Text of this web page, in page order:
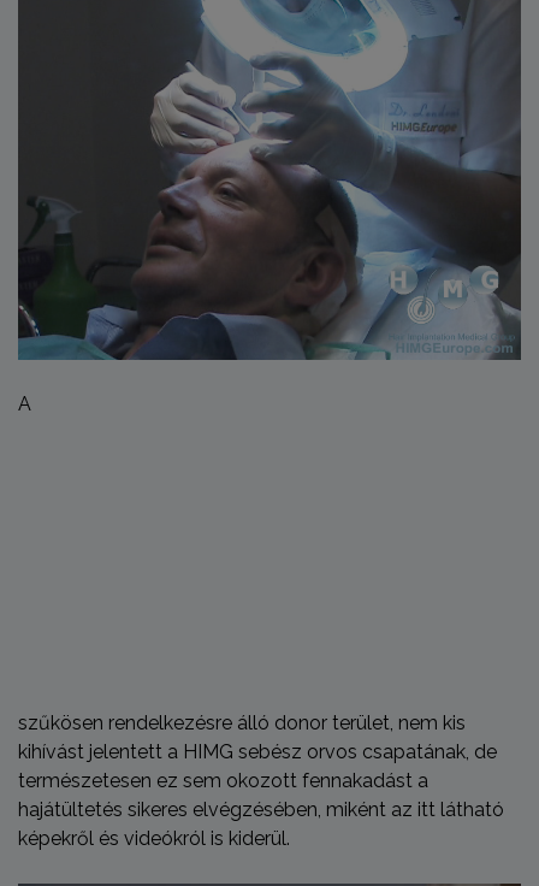
A
szűkösen rendelkezésre álló donor terület, nem kis
kihívást jelentett a HIMG sebész orvos csapatának, de
természetesen ez sem okozott fennakadást a
hajátültetés sikeres elvégzésében, miként az itt látható
képekről és videókról is kiderül.